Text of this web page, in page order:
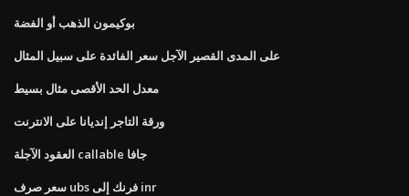
بوكيمون الذهب أو الفضة
على المدى القصير الآجل سعر الفائدة على سبيل المثال
معدل الحد الأقصى مثال بسيط
ورقة التاجر إنديانا على الانترنت
العقود الآجلة callable جافا
سعر صرف ubs فرنك إلى inr